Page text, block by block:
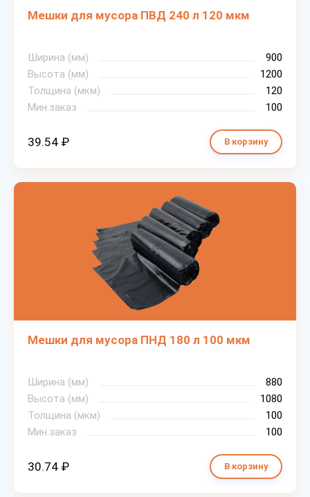
Мешки для мусора ПВД 240 л 120 мкм
Ширина (мм)
900
Высота (мм)
1200
Толщина (мкм)
120
Мин.заказ
100
39.54 ₽ В корзину
Мешки для мусора ПНД 180 л 100 мкм
Ширина (мм)
880
Высота (мм)
1080
Толщина (мкм)
100
Мин.заказ
100
30.74 ₽ В корзину